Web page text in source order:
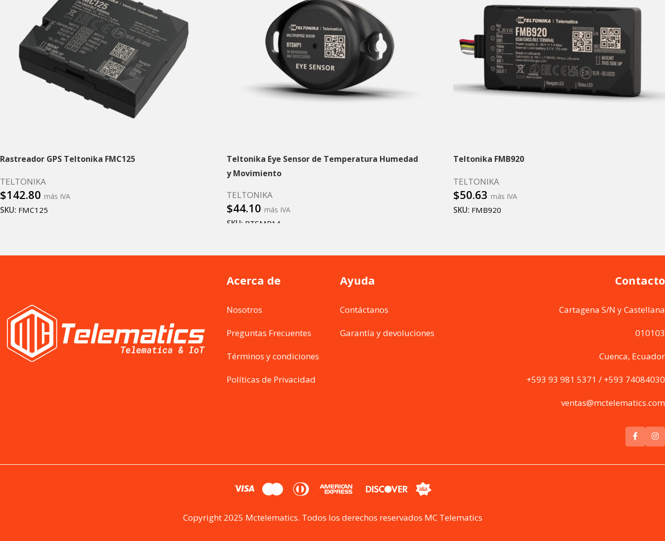
Rastreador GPS Teltonika FMC125
TELTONIKA
$142.80 más IVA
SKU: FMC125
Teltonika Eye Sensor de Temperatura Humedad
y Movimiento
TELTONIKA
$44.10 más IVA
SKU: BTSMP14
Teltonika FMB920
TELTONIKA
$50.63 más IVA
SKU: FMB920
Acerca de
Nosotros
Preguntas Frecuentes
Términos y condiciones
Políticas de Privacidad
Ayuda
Contáctanos
Garantía y devoluciones
Contacto
Cartagena S/N y Castellana
010103
Cuenca, Ecuador
+593 93 981 5371 / +593 74084030
ventas@mctelematics.com
Copyright 2025 Mctelematics. Todos los derechos reservados MC Telematics